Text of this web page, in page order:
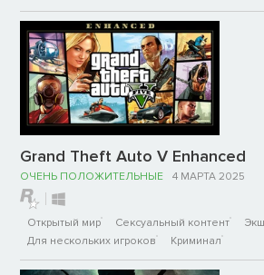
Grand Theft Auto V Enhanced
ОЧЕНЬ ПОЛОЖИТЕЛЬНЫЕ 4 МАРТА 2025
Открытый мир Сексуальный контент
Для нескольких игроков
Криминал